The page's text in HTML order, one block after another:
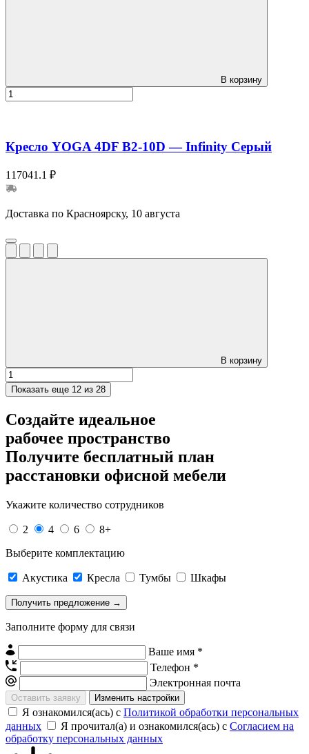
В корзину
Кресло YOGA 4DF B2-10D — Infinity Серый
117041.1 ₽
Доставка по Красноярску, 10 августа
В корзину
Показать еще 12 из 28
Создайте идеальное
рабочее пространство
Получите бесплатный план
расстановки офисной мебели
Укажите количество сотрудников
2 4 6
8+
Выберите комплектацию
Акустика Кресла Тумбы Шкафы
Заполните форму для связи
Ваше имя *
Телефон *
Электронная почта
Изменить настройки
Я ознакомился(ась) с Политикой обработки персональных
данных
Я прочитал(а) и ознакомился(ась) с Согласием на
обработку персональных данных